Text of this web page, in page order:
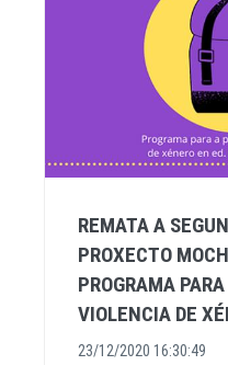
REMATA A
PROXECTO
PROGRAMA
VIOLENCIA DE
23/12/2020 16:30:49